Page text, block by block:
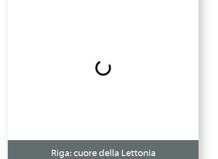
Riga: cuore della Lettonia